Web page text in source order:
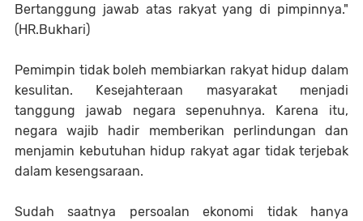
Bertanggung jawab atas rakyat yang di pimpinnya."
(HR.Bukhari)
Pemimpin tidak boleh membiarkan rakyat hidup dalam
kesulitan. Kesejahteraan masyarakat menjadi
tanggung jawab negara sepenuhnya. Karena itu,
negara wajib hadir memberikan perlindungan dan
menjamin kebutuhan hidup rakyat agar tidak terjebak
dalam kesengsaraan.
Sudah saatnya persoalan ekonomi tidak hanya